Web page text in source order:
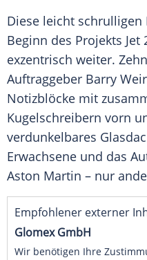
Diese leicht
Beginn des Projekts Jet
exzentrisch weiter.
Auftraggeber Barry
Notizblöcke mit
Kugelschreibern vorn
verdunkelbares
Erwachsene und das
Aston Martin – nur
Empfohlener externer
Glomex GmbH
Wir benötigen Ihre